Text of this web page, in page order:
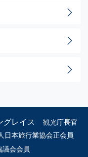
グレイス 観光庁長官
日本旅行業協会正会員
会会員